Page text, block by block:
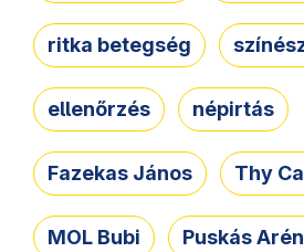
ritka betegség
ellenőrzés népirtás
Fazekas János Thy
MOL Bubi Puskás